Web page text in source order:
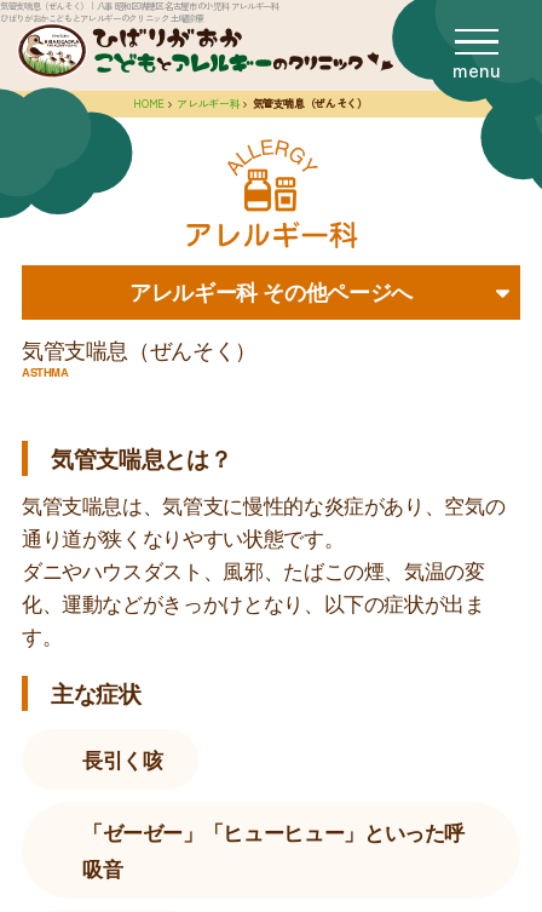
気管支喘息（ぜんそく）｜八事 昭和区瑞穂区 名古屋市の小児科 アレルギー科
ひばりがおかこどもとアレルギーのクリニック 土曜診療
menu
アレルギー科
予防接種
クリニック案内
採用情報
診療時間表
HOME アレルギー科 気管支喘息（ぜんそく）
アレルギー科 その他ページへ
気管支喘息（ぜんそく）
ASTHMA
気管支喘息とは？
気管支喘息は、気管支に慢性的な炎症があり、空気の
通り道が狭くなりやすい状態です。
ダニやハウスダスト、風邪、たばこの煙、気温の変
化、運動などがきっかけとなり、以下の症状が出ま
す。
主な症状
長引く咳
「ゼーゼー」「ヒューヒュー」といった呼
吸音